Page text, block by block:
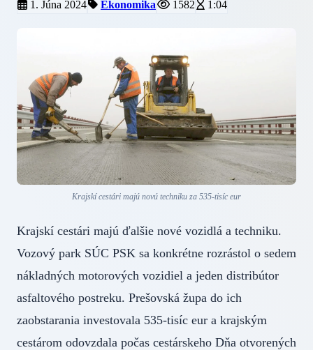
1. Júna 2024 Ekonomika 1582 1:04
Krajskí cestári majú novú techniku za 535-tisíc eur
Krajskí cestári majú ďalšie nové vozidlá a techniku.
Vozový park SÚC PSK sa konkrétne rozrástol o sedem
nákladných motorových vozidiel a jeden distribútor
asfaltového postreku. Prešovská župa do ich
zaobstarania investovala 535-tisíc eur a krajským
cestárom odovzdala počas cestárskeho Dňa otvorených